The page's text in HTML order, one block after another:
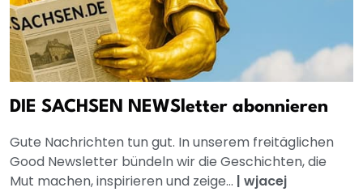
DIE SACHSEN NEWSletter abonnieren
Gute Nachrichten tun gut. In unserem freitäglichen
Good Newsletter bündeln wir die Geschichten, die
Mut machen, inspirieren und zeige... | wjacej